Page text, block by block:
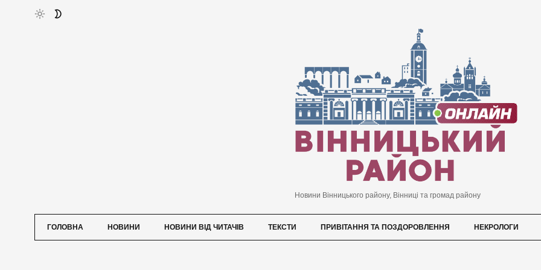
Новини Вінницького району, Вінниці та громад району
ГОЛОВНА НОВИНИ НОВИНИ ВІД ЧИТАЧІВ ТЕКСТИ ПРИВІТАННЯ ТА ПОЗДОРОВЛЕННЯ НЕКРОЛОГИ